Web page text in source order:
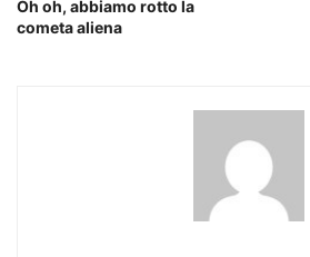
Oh oh, abbiamo rotto la
cometa aliena